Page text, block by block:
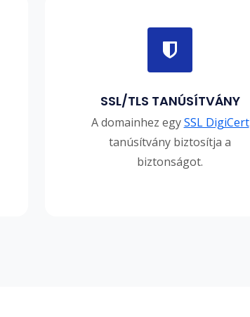
SSL/TLS TANÚSÍTVÁNY
A domainhez egySSL DigiCert
tanúsítvány biztosítja a
biztonságot.